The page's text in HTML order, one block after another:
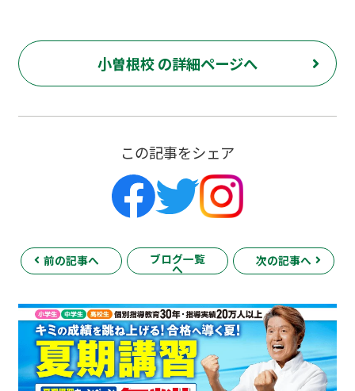
小曽根校 の詳細ページへ
この記事をシェア
前の記事へ ブログ一覧
へ
次の記事へ